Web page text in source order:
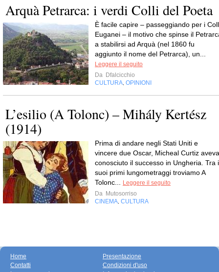
Arquà Petrarca: i verdi Colli del Poeta
È facile capire – passeggiando per i
Euganei – il motivo che spinse il
a stabilirsi ad Arquà (nel 1860 fu
aggiunto il nome del Petrarca), un...
Leggere il seguito
Da Dfalcicchio
CULTURA OPINIONI
L’esilio (A Tolonc) – Mihály Kertész
(1914)
Prima di andare negli Stati Uniti e
vincere due Oscar, Micheal Curtiz aveva
conosciuto il successo in Ungheria. Tra i
suoi primi lungometraggi troviamo A
Tolonc...
Leggere il seguito
Da Mutosorriso
CINEMA CULTURA
Home
Contatti
Presentazione
Condizioni d'uso